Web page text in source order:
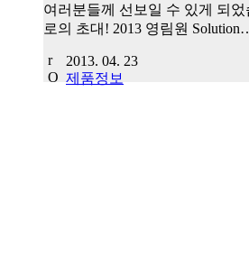
여러분들께 선보일 수 있게 되
로의 초대! 2013 영림원
2013. 04. 23
제품정보